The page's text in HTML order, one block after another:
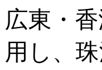
広東・
用し、